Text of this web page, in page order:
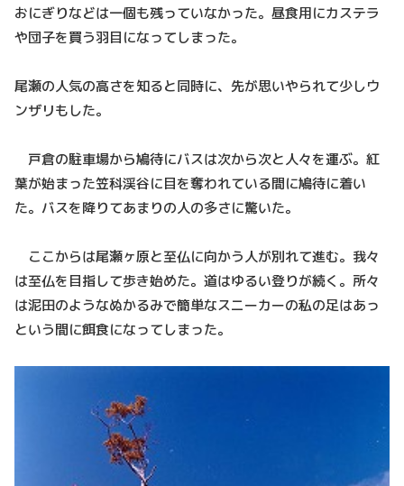
おにぎりなどは一個も残っていなかった。昼食用にカステラ
や団子を買う羽目になってしまった。
尾瀬の人気の高さを知ると同時に、先が思いやられて少しウ
ンザリもした。
戸倉の駐車場から鳩待にバスは次から次と人々を運ぶ。紅
葉が始まった笠科渓谷に目を奪われている間に鳩待に着い
た。バスを降りてあまりの人の多さに驚いた。
ここからは尾瀬ヶ原と至仏に向かう人が別れて進む。我々
は至仏を目指して歩き始めた。道はゆるい登りが続く。所々
は泥田のようなぬかるみで簡単なスニーカーの私の足はあっ
という間に餌食になってしまった。